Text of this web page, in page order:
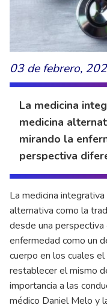
03 de febrero,
La medicina
medicina
mirando la
perspectiva
La medicina
alternativa como la
desde una
enfermedad como un
cuerpo en los cuales
restablecer el mismo
importancia a las
médico Daniel Melo y